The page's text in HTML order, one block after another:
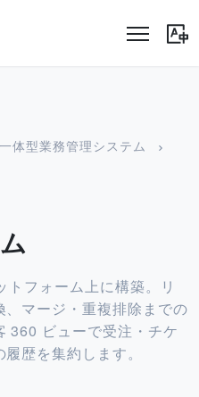
一体型業務管理システム
フォーム上に構築。リ
マージ・重複排除までの
360 ビューで受注・チケ
歴を集約します。